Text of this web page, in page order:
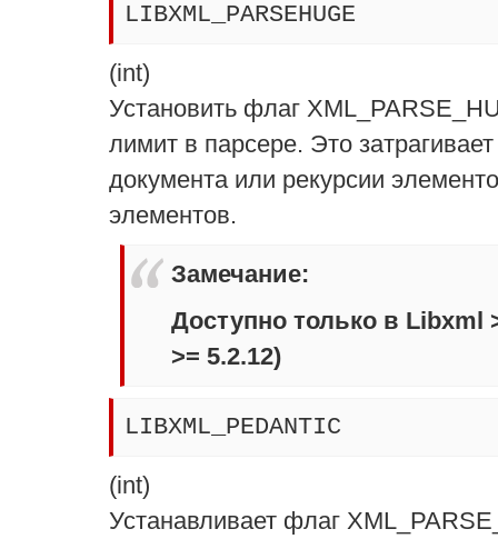
LIBXML_PARSEHUGE
(int)
Установить флаг
лимит в парсере. Это
документа или рекурсии
элементов.
Замечание:
Доступно только в Libxml
>= 5.2.12)
LIBXML_PEDANTIC
(int)
Устанавливает флаг